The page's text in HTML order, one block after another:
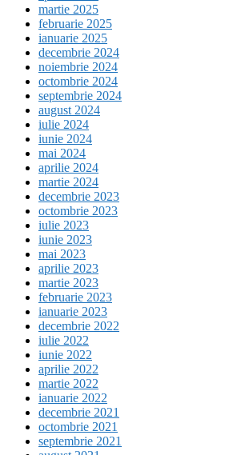
martie 2025
februarie 2025
ianuarie 2025
decembrie 2024
noiembrie 2024
octombrie 2024
septembrie 2024
august 2024
iulie 2024
iunie 2024
mai 2024
aprilie 2024
martie 2024
decembrie 2023
octombrie 2023
iulie 2023
iunie 2023
mai 2023
aprilie 2023
martie 2023
februarie 2023
ianuarie 2023
decembrie 2022
iulie 2022
iunie 2022
aprilie 2022
martie 2022
ianuarie 2022
decembrie 2021
octombrie 2021
septembrie 2021